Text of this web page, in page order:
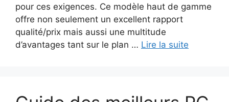
pour ces exigences. Ce modèle haut de gamme
offre non seulement un excellent rapport
qualité/prix mais aussi une multitude
d’avantages tant sur le plan … Lire la suite